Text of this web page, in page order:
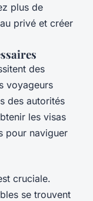
plus de
privé et créer
des
voyageurs
des autorités
les visas
pour naviguer
cruciale.
se trouvent